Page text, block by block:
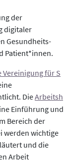
der
digitaler
Gesundheits-
Patient*innen.
Vereinigung für S
DieArbeitsh
Einführung und
Bereich der
werden wichtige
und die
Arbeit